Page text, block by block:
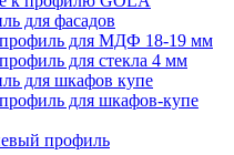
для фасадов
для МДФ 18-19 мм
для стекла 4 мм
для шкафов купе
для шкафов-купе
профиль